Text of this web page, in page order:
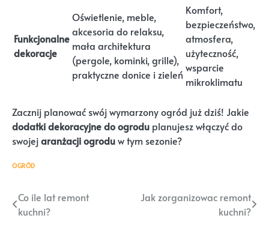
Funkcjonalne
dekoracje
Oświetlenie, meble,
akcesoria do relaksu,
mała architektura
(pergole, kominki, grille),
praktyczne donice i zieleń
Komfort,
bezpieczeństwo,
atmosfera,
użyteczność,
wsparcie
mikroklimatu
Zacznij planować swój wymarzony ogród już dziś! Jakie
dodatki dekoracyjne do ogrodu planujesz włączyć do
swojejaranżacji ogroduw tym sezonie?
OGRÓD
Nawigacja
wpisu
Co ile lat remont
kuchni?
Jak zorganizowac remont
kuchni?